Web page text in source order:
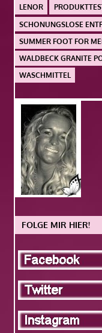
LENOR
SCHONUNGSLOSE
SUMMER FOOT FOR
WALDBECK GRANITE
WASCHMITTEL
FOLGE MIR HIER!